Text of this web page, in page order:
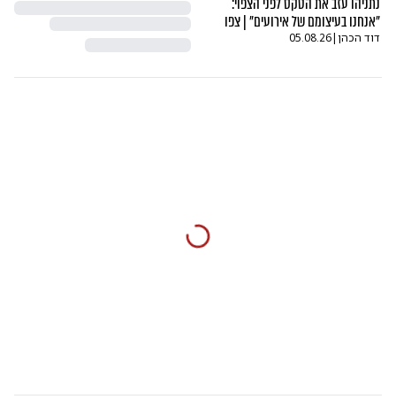
"אנחנו בעיצומם של אירועים" | צפו
דוד הכהן|
05.08.26